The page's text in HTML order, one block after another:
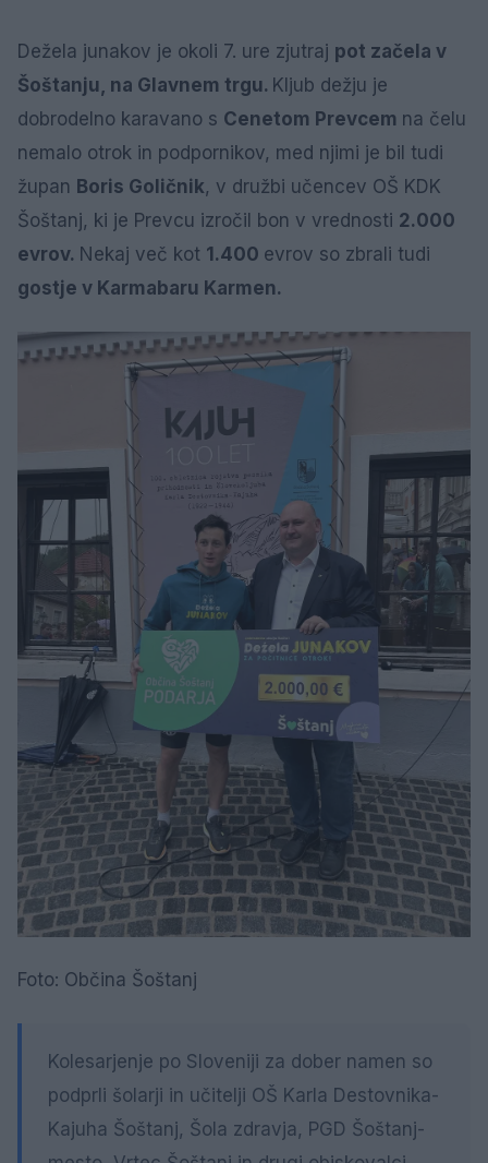
Dežela junakov je okoli 7. ure zjutraj pot začela v
Šoštanju, na Glavnem trgu. Kljub dežju je
dobrodelno karavano s Cenetom Prevcem na čelu
nemalo otrok in podpornikov, med njimi je bil tudi
župan Boris Goličnik, v družbi učencev OŠ KDK
Šoštanj, ki je Prevcu izročil bon v vrednosti 2.000
evrov. Nekaj več kot 1.400 evrov so zbrali tudi
gostje v Karmabaru Karmen.
Foto: Občina Šoštanj
Kolesarjenje po Sloveniji za dober namen so
podprli šolarji in učitelji OŠ Karla Destovnika-
Kajuha Šoštanj, Šola zdravja, PGD Šoštanj-